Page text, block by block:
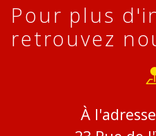
Pour plus
retrouvez
À